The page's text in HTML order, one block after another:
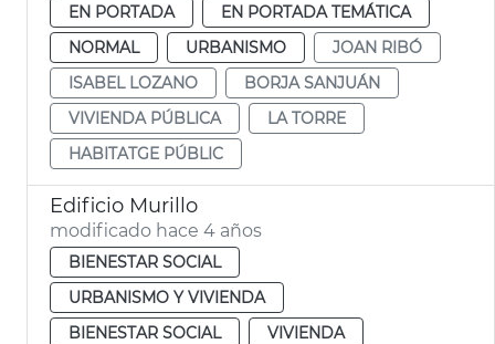
EN PORTADA
EN PORTADA TEMÁTICA
NORMAL
URBANISMO
JOAN RIBÓ
ISABEL LOZANO
BORJA SANJUÁN
VIVIENDA PÚBLICA
LA TORRE
HABITATGE PÚBLIC
Edificio Murillo
modificado hace 4 años
BIENESTAR SOCIAL
URBANISMO Y VIVIENDA
BIENESTAR SOCIAL
VIVIENDA